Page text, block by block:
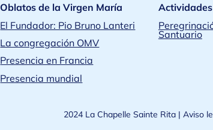
Oblatos de la Virgen María
El Fundador: Pio Bruno Lanteri
La congregación OMV
Presencia en Francia
Presencia mundial
Actividades
Santuario
2024 La Chapelle Sainte Rita | Aviso